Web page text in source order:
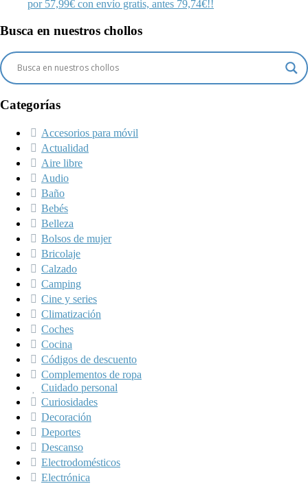
por 57,99€ con envío gratis, antes 79,74€!!
Busca en nuestros chollos
Categorías
Accesorios para móvil
Actualidad
Aire libre
Audio
Baño
Bebés
Belleza
Bolsos de mujer
Bricolaje
Calzado
Camping
Cine y series
Climatización
Coches
Cocina
Códigos de descuento
Complementos de ropa
Cuidado personal
Curiosidades
Decoración
Deportes
Descanso
Electrodomésticos
Electrónica